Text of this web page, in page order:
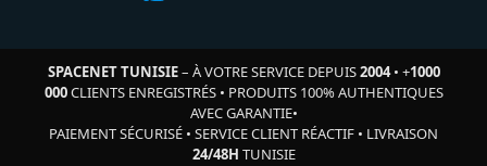
SPACENET TUNISIE– À VOTRE SERVICE DEPUIS2004• +1000
000CLIENTS ENREGISTRÉS• PRODUITS 100% AUTHENTIQUES
AVEC GARANTIE•
PAIEMENT SÉCURISÉ • SERVICE CLIENT RÉACTIF • LIVRAISON
24/48H TUNISIE